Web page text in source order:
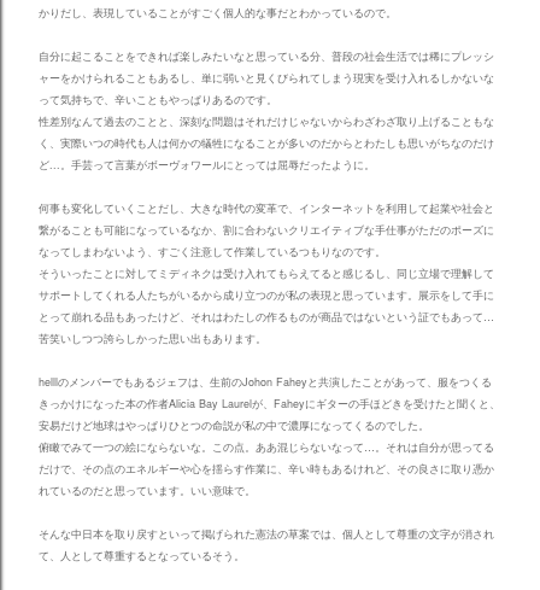
かりだし、表現していることがすごく個人的な事だとわかっているので。
自分に起こることをできれば楽しみたいなと思っている分、普段の社会生活では稀にプレッシ
ャーをかけられることもあるし、単に弱いと見くびられてしまう現実を受け入れるしかないな
って気持ちで、辛いこともやっぱりあるのです。
性差別なんて過去のことと、深刻な問題はそれだけじゃないからわざわざ取り上げることもな
く、実際いつの時代も人は何かの犠牲になることが多いのだからとわたしも思いがちなのだけ
ど...。手芸って言葉がボーヴォワールにとっては屈辱だったように。
何事も変化していくことだし、大きな時代の変革で、インターネットを利用して起業や社会と
繋がることも可能になっているなか、割に合わないクリエイティブな手仕事がただのポーズに
なってしまわないよう、すごく注意して作業しているつもりなのです。
そういったことに対してミディネクは受け入れてもらえてると感じるし、同じ立場で理解して
サポートしてくれる人たちがいるから成り立つのが私の表現と思っています。展示をして手に
とって崩れる品もあったけど、それはわたしの作るものが商品ではないという証でもあって…
苦笑いしつつ誇らしかった思い出もあります。
helllのメンバーでもあるジェフは、生前のJohon Faheyと共演したことがあって、服をつくる
きっかけになった本の作者Alicia Bay Laurelが、Faheyにギターの手ほどきを受けたと聞くと、
安易だけど地球はやっぱりひとつの命説が私の中で濃厚になってくるのでした。
俯瞰でみて一つの絵にならないな。この点。ああ混じらないなって…。それは自分が思ってる
だけで、その点のエネルギーや心を揺らす作業に、辛い時もあるけれど、その良さに取り憑か
れているのだと思っています。いい意味で。
そんな中日本を取り戻すといって掲げられた憲法の草案では、個人として尊重の文字が消され
て、人として尊重するとなっているそう。